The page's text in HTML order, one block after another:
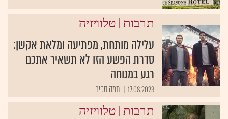
תרבות | טלוויזיה
עלילה מותחת, מפתיעה ומלאת אקשן:
סדרת הפשע הזו לא תשאיר אתכם
רגע במנוחה
17.08.2023 תמה ספיר
תרבות | טלוויזיה